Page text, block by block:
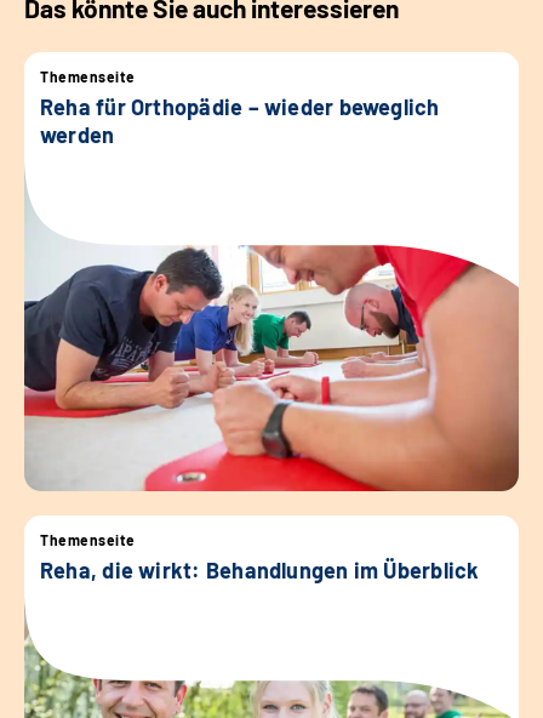
Das könnte Sie auch interessieren
Themenseite
Reha für Orthopädie – wieder beweglich
werden
Themenseite
Reha, die wirkt: Behandlungen im Überblick